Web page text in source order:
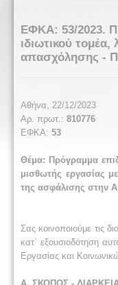
ΕΦΚΑ: 53/2023.
ιδιωτικού
απασχόλησης -
Αθήνα, 22/12/2023
Αρ. πρωτ.: 810776
ΕΦΚΑ: 53
Θέμα: Πρόγραμμα
μισθωτής εργασίας
της ασφάλισης στην
Σας κοινοποιούμε τις
κατ΄ εξουσιοδότηση
Εργασίας και